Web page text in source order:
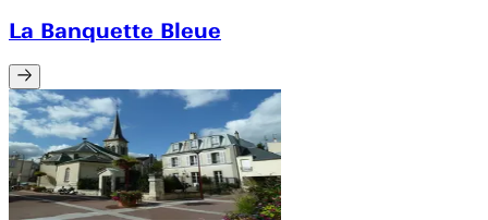
La Banquette Bleue